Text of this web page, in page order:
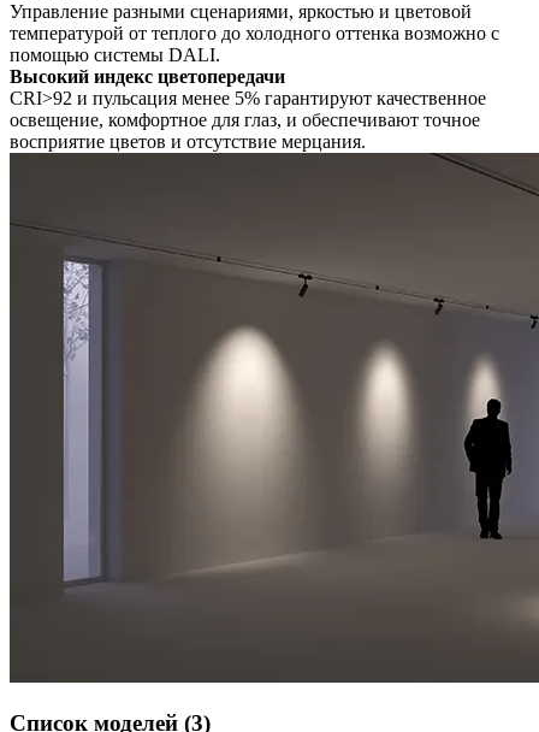
Управление разными сценариями, яркостью и цветовой
температурой от теплого до холодного оттенка возможно с
помощью системы DALI.
Высокий индекс цветопередачи
CRI>92 и пульсация менее 5% гарантируют качественное
освещение, комфортное для глаз, и обеспечивают точное
восприятие цветов и отсутствие мерцания.
Список моделей (3)